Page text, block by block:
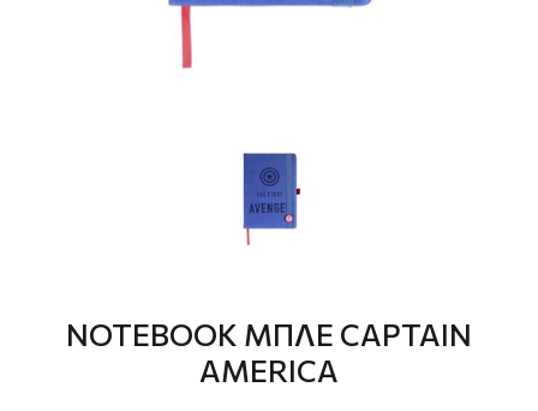
NOTEBOOK ΜΠΛΕ CAPTAIN
AMERICA